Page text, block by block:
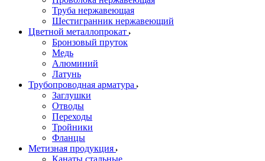
Труба нержавеющая
Шестигранник нержавеющий
Цветной металлопрокат
Бронзовый пруток
Медь
Алюминий
Латунь
Трубопроводная арматура
Заглушки
Отводы
Переходы
Тройники
Фланцы
Метизная продукция
Канаты стальные